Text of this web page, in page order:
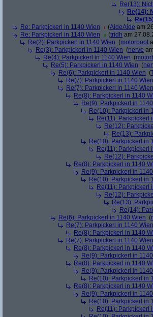
Re(13):
Re(14):
Re: Parkpickerl in 1140 Wien
(AideAide am
Re: Parkpickerl in 1140 Wien
(tridh am
Re(2): Parkpickerl in 1140 Wien (motorboot
Re(3): Parkpickerl in 1140 Wien (nerve
Re(4): Parkpickerl in 1140 Wien (
Re(5): Parkpickerl in 1140 Wien (
Re(6): Parkpickerl in 1140 Wien (
Re(7): Parkpickerl in 1140 Wien
Re(7): Parkpickerl in 1140 Wien
Re(8): Parkpickerl in 1140
Re(9): Parkpickerl in
Re(10): Parkpickerl in
Re(11): Parkpickerl
Re(12):
Re(13):
Re(10): Parkpickerl in
Re(11): Parkpickerl
Re(12):
Re(8): Parkpickerl in 1140
Re(9): Parkpickerl in
Re(10): Parkpickerl in
Re(11): Parkpickerl
Re(12):
Re(13):
Re(14):
Re(6): Parkpickerl in 1140 Wien (
Re(7): Parkpickerl in 1140 Wien
Re(8): Parkpickerl in 1140
Re(7): Parkpickerl in 1140 Wien
Re(8): Parkpickerl in 1140
Re(9): Parkpickerl in
Re(8): Parkpickerl in 1140
Re(9): Parkpickerl in
Re(10): Parkpickerl in
Re(8): Parkpickerl in 1140
Re(9): Parkpickerl in
Re(10): Parkpickerl in
Re(11): Parkpickerl